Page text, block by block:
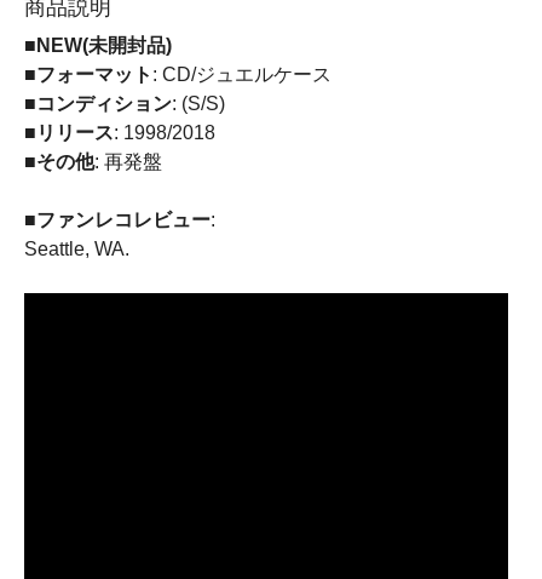
商品説明
■NEW(未開封品)
■フォーマット : CD/ジュエルケース
■コンディション: (S/S)
■リリース: 1998/2018
■その他: 再発盤
■ファンレコレビュー:
Seattle, WA.